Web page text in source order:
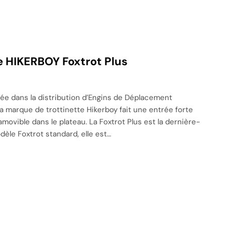
Foxtrot Plus
dans la distribution d’Engins de Déplacement
marque de trottinette Hikerboy fait une entrée forte
dans le plateau. La Foxtrot Plus est la dernière-
Foxtrot standard, elle est…